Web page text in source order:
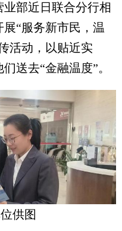
部近日联合分行相
“服务新市民，温
活动，以贴近实
送去“金融温度”。
供图